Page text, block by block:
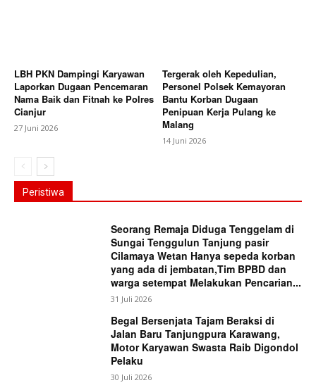
LBH PKN Dampingi Karyawan
Laporkan Dugaan Pencemaran
Nama Baik dan Fitnah ke Polres
Cianjur
27 Juni 2026
Tergerak oleh Kepedulian,
Personel Polsek Kemayoran
Bantu Korban Dugaan
Penipuan Kerja Pulang ke
Malang
14 Juni 2026
Peristiwa
Seorang Remaja Diduga Tenggelam di
Sungai Tenggulun Tanjung pasir
Cilamaya Wetan Hanya sepeda korban
yang ada di jembatan,Tim BPBD dan
warga setempat Melakukan Pencarian...
31 Juli 2026
Begal Bersenjata Tajam Beraksi di
Jalan Baru Tanjungpura Karawang,
Motor Karyawan Swasta Raib Digondol
Pelaku
30 Juli 2026